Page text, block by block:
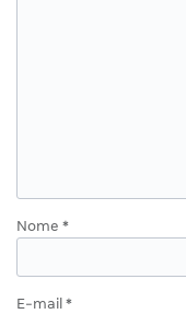
Nome *
E-mail *